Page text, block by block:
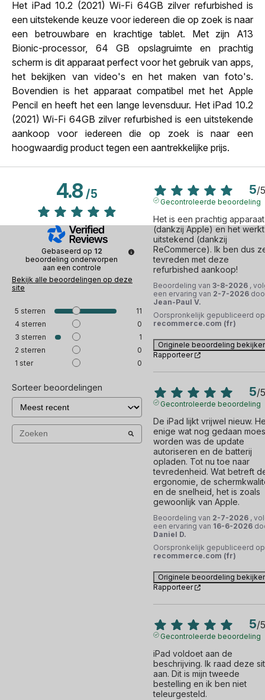
Het iPad 10.2 (2021) Wi-Fi 64GB zilver refurbished is
een uitstekende keuze voor iedereen die op zoek is naar
een betrouwbare en krachtige tablet. Met zijn A13
Bionic-processor, 64 GB opslagruimte en prachtig
scherm is dit apparaat perfect voor het gebruik van apps,
het bekijken van video's en het maken van foto's.
Bovendien is het apparaat compatibel met het Apple
Pencil en heeft het een lange levensduur. Het iPad 10.2
(2021) Wi-Fi 64GB zilver refurbished is een uitstekende
aankoop voor iedereen die op zoek is naar een
hoogwaardig product tegen een aantrekkelijke prijs.
4.8/5
Gebaseerd op 12
beoordeling onderworpen
aan een controle
Bekijk alle beoordelingen op deze
site
5 sterren
11
4 sterren
0
3 sterren
1
2 sterren
0
1 ster 0
Sorteer beoordelingen
5/5
Gecontroleerde beoordeling
Het is een prachtig apparaat
(dankzij Apple) en het werkt
uitstekend (dankzij
ReCommerce). Ik ben dus
tevreden met deze
refurbished aankoop!
Beoordeling van 3-8-2026 ,
een ervaring van 2-7-2026
Jean-Paul V.
Oorspronkelijk gepubliceerd op
recommerce.com (fr)
Originele beoordeling
Rapporteer
5/5
Gecontroleerde beoordeling
De iPad lijkt vrijwel nieuw.
enige wat nog gedaan
worden was de update
autoriseren en de batterij
opladen. Tot nu toe naar
tevredenheid. Wat betreft
ergonomie, de
en de snelheid, het is zoals
gewoonlijk van Apple.
Beoordeling van 2-7-2026 ,
een ervaring van 16-6-2026
Daniel D.
Oorspronkelijk gepubliceerd op
recommerce.com (fr)
Originele beoordeling
Rapporteer
5/5
Gecontroleerde beoordeling
iPad voldoet aan de
beschrijving. Ik raad deze
aan. Dit is mijn tweede
bestelling en ik ben niet
teleurgesteld.